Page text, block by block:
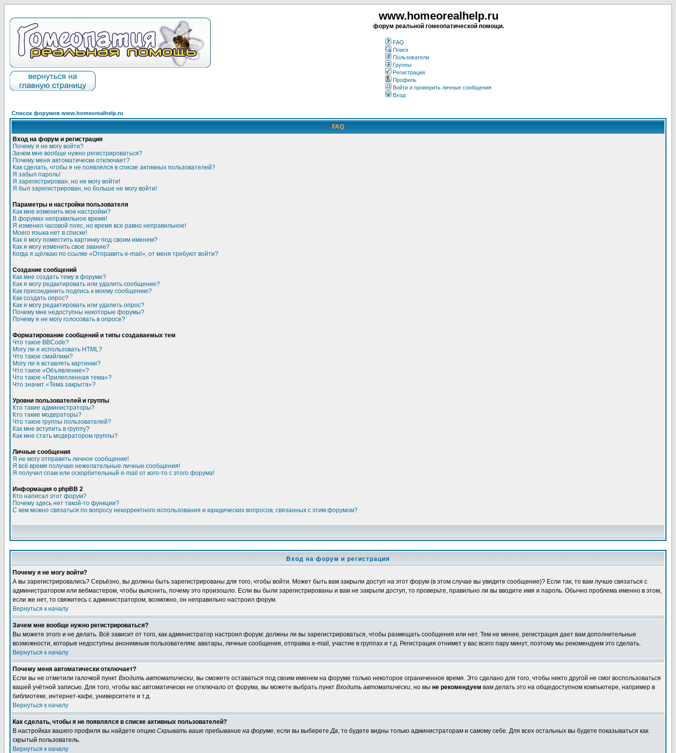
www.homeorealhelp.ru
форум реальной гомеопатической помощи.
FAQ
Поиск
Пользователи
Группы
Регистрация
Профиль
Войти и проверить личные сообщения
Вход
Список форумов www.homeorealhelp.ru
FAQ
Вход на форум и регистрация
Почему я не могу войти?
Зачем мне вообще нужно регистрироваться?
Почему меня автоматически отключает?
Как сделать, чтобы я не появлялся в списке активных пользователей?
Я забыл пароль!
Я зарегистрирован, но не могу войти!
Я был зарегистрирован, но больше не могу войти!
Параметры и настройки пользователя
Как мне изменить мои настройки?
В форумах неправильное время!
Я изменил часовой пояс, но время все равно неправильное!
Моего языка нет в списке!
Как я могу поместить картинку под своим именем?
Как я могу изменить свое звание?
Когда я щёлкаю по ссылке «Отправить e-mail», от меня требуют войти?
Создание сообщений
Как мне создать тему в форуме?
Как я могу редактировать или удалить сообщение?
Как присоединить подпись к моему сообщению?
Как создать опрос?
Как я могу редактировать или удалить опрос?
Почему мне недоступны некоторые форумы?
Почему я не могу голосовать в опросе?
Форматирование сообщений и типы создаваемых тем
Что такое BBCode?
Могу ли я использовать HTML?
Что такое смайлики?
Могу ли я вставлять картинки?
Что такое «Объявление»?
Что такое «Прилепленная тема»?
Что значит «Тема закрыта»?
Уровни пользователей и группы
Кто такие администраторы?
Кто такие модераторы?
Что такое группы пользователей?
Как мне вступить в группу?
Как мне стать модератором группы?
Личные сообщения
Я не могу отправить личное сообщение!
Я всё время получаю нежелательные личные сообщения!
Я получил спам или оскорбительный e-mail от кого-то с этого форума!
Информация о phpBB 2
Кто написал этот форум?
Почему здесь нет такой-то функции?
С кем можно связаться по вопросу некорректного использования и юридических вопросов, связанных с этим форумом?
Вход на форум и регистрация
Почему я не могу войти?
А вы зарегистрировались? Серьёзно, вы должны быть зарегистрированы для того, чтобы войти. Может быть вам закрыли доступ на этот форум (в этом случае вы увидите сообщение)? Если так, то вам лучше связаться с
администратором или вебмастером, чтобы выяснить, почему это произошло. Если вы были зарегистрированы и вам не закрыли доступ, то проверьте, правильно ли вы вводите имя и пароль. Обычно проблема именно в этом,
если же нет, то свяжитесь с администратором, возможно, он неправильно настроил форум.
Вернуться к началу
Зачем мне вообще нужно регистрироваться?
Вы можете этого и не делать. Всё зависит от того, как администратор настроил форум: должны ли вы зарегистрироваться, чтобы размещать сообщения или нет. Тем не менее, регистрация дает вам дополнительные
возможности, которые недоступны анонимным пользователям: аватары, личные сообщения, отправка e-mail, участие в группах и т.д. Регистрация отнимет у вас всего пару минут, поэтому мы рекомендуем это сделать.
Вернуться к началу
Почему меня автоматически отключает?
Если вы не отметили галочкой пункт Входить автоматически, вы сможете оставаться под своим именем на форуме только некоторое ограниченное время. Это сделано для того, чтобы никто другой не смог воспользоваться
вашей учётной записью. Для того, чтобы вас автоматически не отключало от форума, вы можете выбрать пункт Входить автоматически, но мы не рекомендуем вам делать это на общедоступном компьютере, например в
библиотеке, интернет-кафе, университете и т.д.
Вернуться к началу
Как сделать, чтобы я не появлялся в списке активных пользователей?
В настройках вашего профиля вы найдете опцию Скрывать ваше пребывание на форуме, если вы выберетеДа, то будете видны только администраторам и самому себе. Для всех остальных вы будете показываться как
скрытый пользователь.
Вернуться к началу